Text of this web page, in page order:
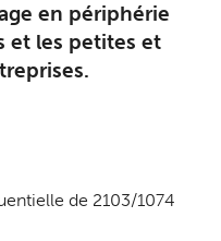
en périphérie
et les petites et
de 2103/1074